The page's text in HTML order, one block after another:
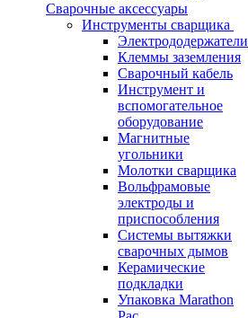
Сварочные аксессуары
Инструменты сварщика
Электрододержатели
Клеммы заземления
Сварочный кабель
Инструмент и
вспомогательное
оборудование
Магнитные
угольники
Молотки сварщика
Вольфрамовые
электроды и
приспособления
Системы вытяжки
сварочных дымов
Керамические
подкладки
Упаковка Marathon